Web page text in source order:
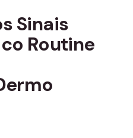
Sinais
Routine